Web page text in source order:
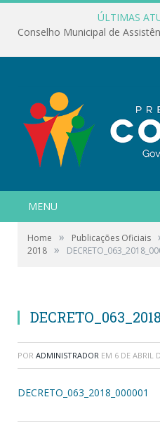
ÚLTIMAS
MENU
Home » Publicações Oficiais
2018 »
POR ADMINISTRADOR EM 6 DE ABRIL
DECRETO_063_2018_000001